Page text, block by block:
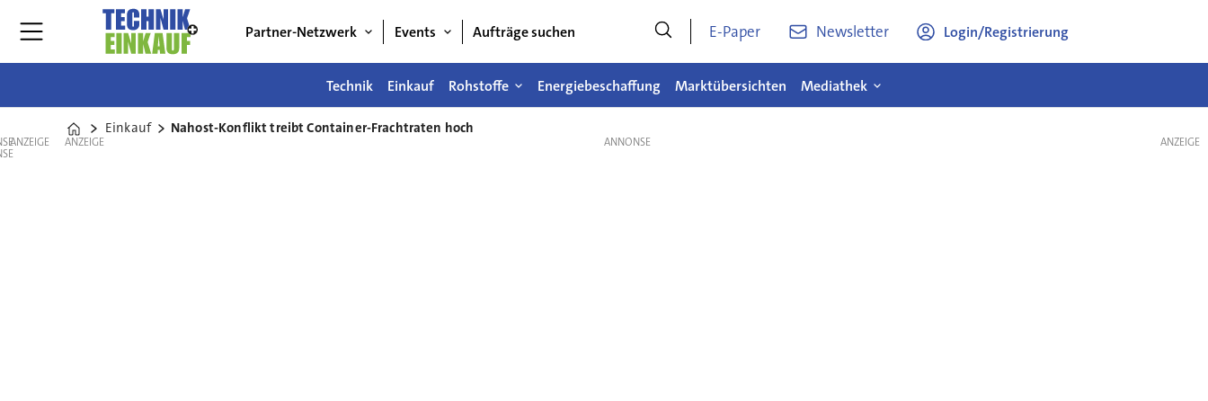
Partner-Netzwerk Events Aufträge suchen E-Paper Newsletter Login/Registrierung
Technik Einkauf Rohstoffe Energiebeschaffung Marktübersichten Mediathek
Home
Einkauf Nahost-Konflikt treibt Container-Frachtraten hoch
ANZEIGE ANZEIGE ANZEIGE